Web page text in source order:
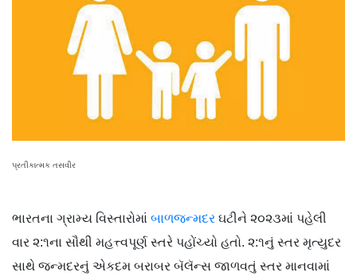
પ્રતીકાત્મક તસવીર
ભારતના ગ્રામ્ય વિસ્તારોમાં બાળજન્મદર ઘટીને ૨૦૨૩માં પહેલી
વાર ૨:૧ના સૌથી મહત્ત્વપૂર્ણ સ્તરે પહોંચ્યો હતો. ૨:૧નું સ્તર મૃત્યુદર
સાથે જન્મદરનું એકદમ બરાબર બૅલૅન્સ જાળવતું સ્તર માનવામાં